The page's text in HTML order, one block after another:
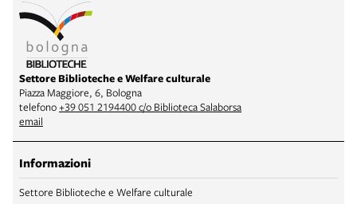
Settore Biblioteche e Welfare culturale
Piazza Maggiore, 6, Bologna
telefono+39 051 2194400 c/o Biblioteca Salaborsa
email
Informazioni
Settore Biblioteche e Welfare culturale